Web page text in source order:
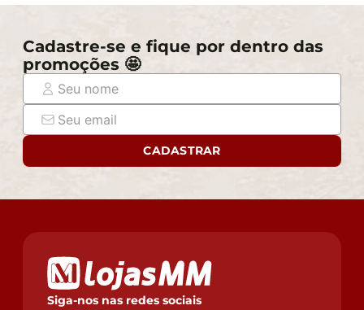
Cadastre-se e fique por dentro das
promoções 🤩
CADASTRAR
Siga-nos nas redes sociais